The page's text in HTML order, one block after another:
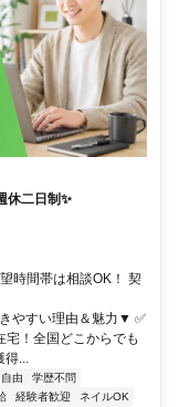
休二日制✨
時間帯は相談OK！ 契
すい理由＆魅力▼ ✅
宅！全国どこからでも
...
由
学歴不問
経験者歓迎
ネイルOK